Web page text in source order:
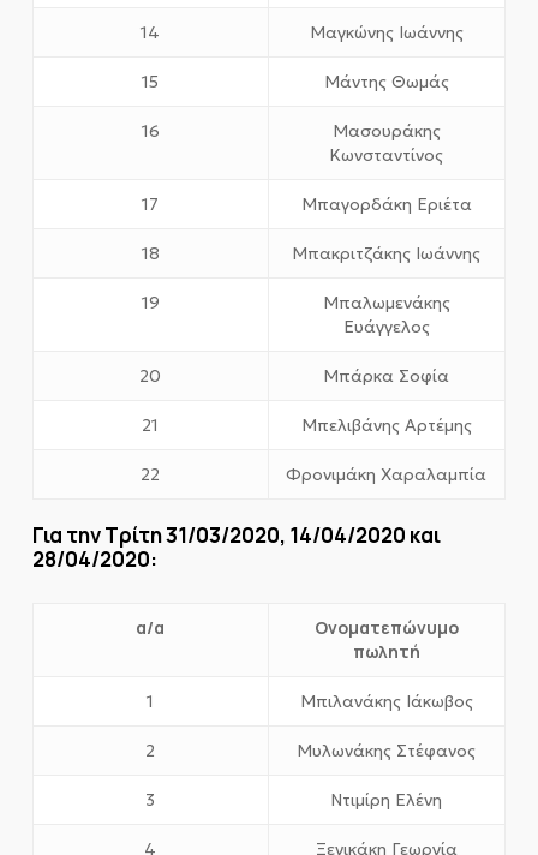
14 Μαγκώνης Ιωάννης
15 Μάντης Θωμάς
16
Μασουράκης
Κωνσταντίνος
17 Μπαγορδάκη Εριέτα
18 Μπακριτζάκης Ιωάννης
19
Μπαλωμενάκης
Ευάγγελος
20 Μπάρκα Σοφία
21 Μπελιβάνης Αρτέμης
22 Φρονιμάκη Χαραλαμπία
Για την Τρίτη 31/03/2020, 14/04/2020 και
28/04/2020:
α/α
Ονοματεπώνυμο
πωλητή
1 Μπιλανάκης Ιάκωβος
2 Μυλωνάκης Στέφανος
3 Ντιμίρη Ελένη
4 Ξενικάκη Γεωργία